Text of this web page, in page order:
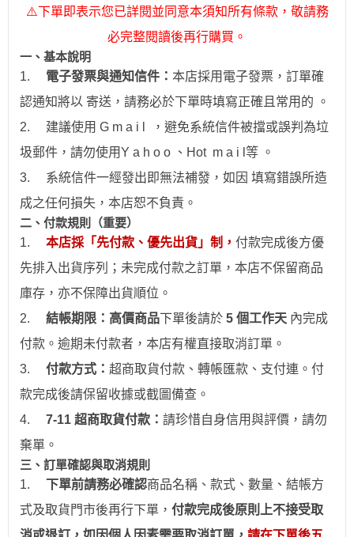
⚠下單即表示您已詳閱並同意本須知所有條款，敬請務
必完整閱讀後再行購買。
一、 基本說明
1.
電子發票與通知信件： 本店採用電子發票，訂單確
認通知將以 寄送，請務必於下單時填寫正確且常用的 。
2.
建議使用 G m a i l ，避免系統信件被擋或誤判為垃
圾郵件，請勿使用Y a h o o 、Hot m a i l 等 。
3.
系統信件一經發出即無法補發，如因 填寫錯誤所造
成之任何損失，本店恕不負責。
二、付款規則（重要）
1.
本店採「先付款、優先出貨」制， 付款完成後方優
先排入出貨序列；未完成付款之訂單，本店不保留商品
庫存，亦不保障出貨順位。
2.
結帳期限： 高價商品下單後請於 5 個工作天 內完成
付款。逾期未付款者，本店有權直接取消訂單。
3.
付款方式： 超商取貨付款、 轉帳匯款、支付連。付
款完成後請保留收據或截圖備查。
4.
7-11 超商取貨付款： 請珍惜自身信用與評價，請勿
棄單。
三、訂單確認與取消規則
1.
下單前請務必確認商品名稱、款式、數量、結帳方
式及取貨門市後再行下單， 付款完成後原則上不接受取